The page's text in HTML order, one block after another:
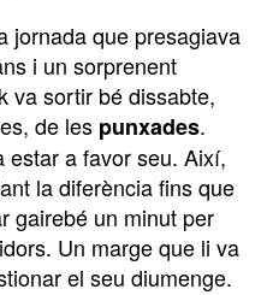
jornada que presagiava
i un sorprenent
va sortir bé dissabte,
de les punxades.
estar a favor seu. Així,
la diferència fins que
gairebé un minut per
Un marge que li va
el seu diumenge.